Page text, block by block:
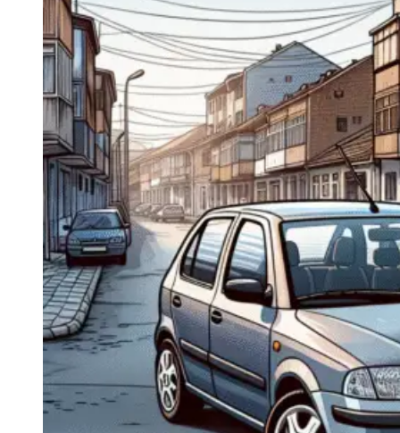
Navigatie BMW X3 f25
Dacia Logan
Navigație Dacia Logan 1 (2004–2012)
Navigație Dacia Logan 2 (2012–2020)
Navigație Dacia Logan 3 (2020–Prezent)
Dacia Duster
Navigatie Duster 2011
Navigatie Duster 2019
Audi
Navigatie Audi A3 8p
Navigatie Audi A4
Navigatie Audi A4 B6
Navigatie Audi A4 B7
Navigatie Audi A4 B8
Navigatie Audi A5
Navigatie Audi A6 C5
Navigatie Audi A6 C6
Navigatie Audi A6 C7
Navigatie Audi Q5
Ford
Navigație Ford Fiesta
Navigație Ford Focus 1
Navigație Ford Focus 2
Navigație Ford Focus MK3
Navigație Ford Mondeo MK3
Navigație Ford Mondeo MK4
Navigație Ford Transit